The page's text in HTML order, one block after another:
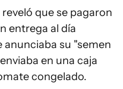
que se pagaron
entrega al día
su "semen
en una caja
congelado.